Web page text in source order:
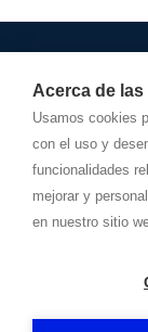
Acerca de
Usamos cookies
con el uso y
funcionalidades
mejorar y
en nuestro sitio
info@
Dirección
31160-
EUROCOT